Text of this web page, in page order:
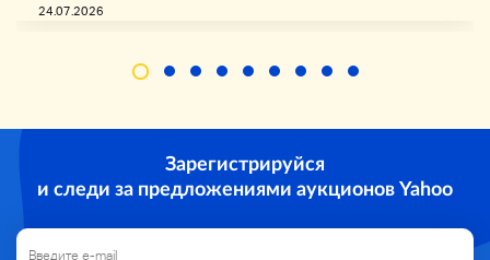
24.07.2026
Зарегистрируйся
и следи за предложениями аукционов Yahoo